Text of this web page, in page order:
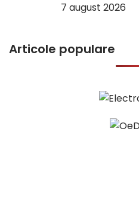
7 august 2026
Articole populare